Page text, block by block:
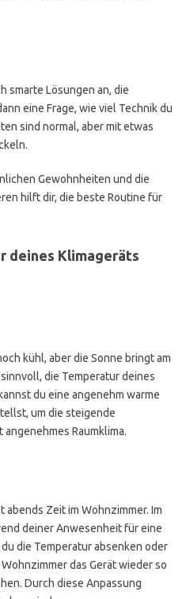
smarte Lösungen an, die
eine Frage, wie viel Technik du
sind normal, aber mit etwas
Gewohnheiten und die
hilft dir, die beste Routine für
deines Klimageräts
kühl, aber die Sonne bringt am
die Temperatur deines
du eine angenehm warme
um die steigende
Raumklima.
Zeit im Wohnzimmer. Im
deiner Anwesenheit für eine
die Temperatur absenken oder
das Gerät wieder so
Durch diese Anpassung